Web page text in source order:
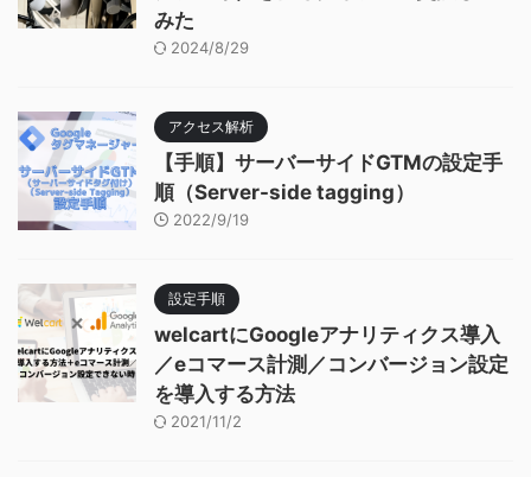
みた
2024/8/29
アクセス解析
【手順】サーバーサイドGTMの設定手
順（Server-side tagging）
2022/9/19
設定手順
welcartにGoogleアナリティクス導入
／eコマース計測／コンバージョン設定
を導入する方法
2021/11/2